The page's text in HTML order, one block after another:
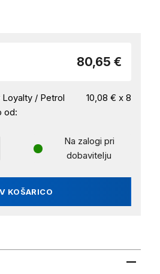
80,65 €
/ Petrol
od:
10,08 € x 8
V KOŠARICO
Na zalogi pri
dobavitelju